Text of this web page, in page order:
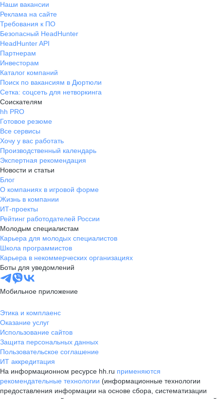
Наши вакансии
Реклама на сайте
Требования к ПО
Безопасный HeadHunter
HeadHunter API
Партнерам
Инвесторам
Каталог компаний
Поиск по вакансиям в Дюртюли
Сетка: соцсеть для нетворкинга
Соискателям
hh PRO
Готовое резюме
Все сервисы
Хочу у вас работать
Производственный календарь
Экспертная рекомендация
Новости и статьи
Блог
О компаниях в игровой форме
Жизнь в компании
ИТ-проекты
Рейтинг работодателей России
Молодым специалистам
Карьера для молодых специалистов
Школа программистов
Карьера в некоммерческих организациях
Боты для уведомлений
Мобильное приложение
Этика и комплаенс
Оказание услуг
Использование сайтов
Защита персональных данных
Пользовательское соглашение
ИТ аккредитация
На информационном ресурсе hh.ru применяются
рекомендательные технологии (информационные технологии
предоставления информации на основе сбора, систематизации